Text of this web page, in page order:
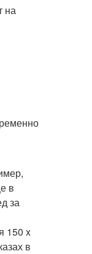
на
в
за
150 x
в